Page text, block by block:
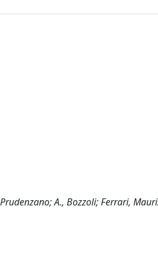
A., Bozzoli; Ferrari,